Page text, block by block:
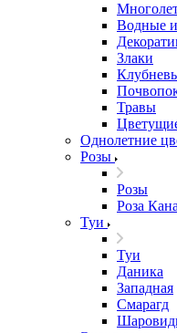
Водные
Злаки
Травы
Однолетние
Розы
Розы
Роза
Туи
Туи
Даника
Западная
Смарагд